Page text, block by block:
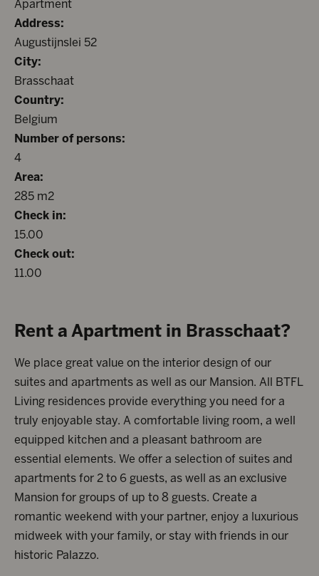
Apartment
Address:
Augustijnslei 52
City:
Brasschaat
Country:
Belgium
Number of persons:
4
Area:
285 m2
Check in:
15.00
Check out:
11.00
Rent a Apartment in Brasschaat?
We place great value on the interior design of our
suites and apartments as well as our Mansion. All BTFL
Living residences provide everything you need for a
truly enjoyable stay. A comfortable living room, a well
equipped kitchen and a pleasant bathroom are
essential elements. We offer a selection of suites and
apartments for 2 to 6 guests, as well as an exclusive
Mansion for groups of up to 8 guests. Create a
romantic weekend with your partner, enjoy a luxurious
midweek with your family, or stay with friends in our
historic Palazzo.